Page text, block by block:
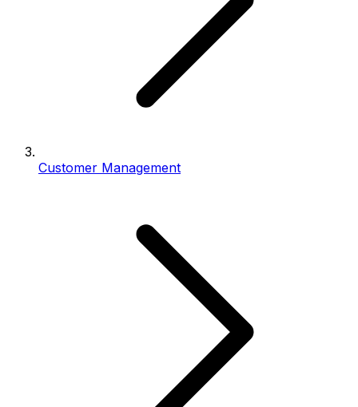
Customer Management